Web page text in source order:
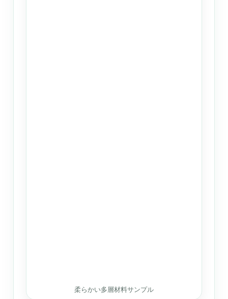
柔らかい多層材料サンプル